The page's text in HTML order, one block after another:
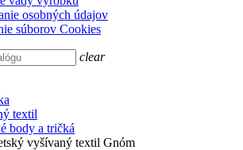
osobných údajov
súborov Cookies
clear
textil
body a tričká
vyšívaný textil Gnóm